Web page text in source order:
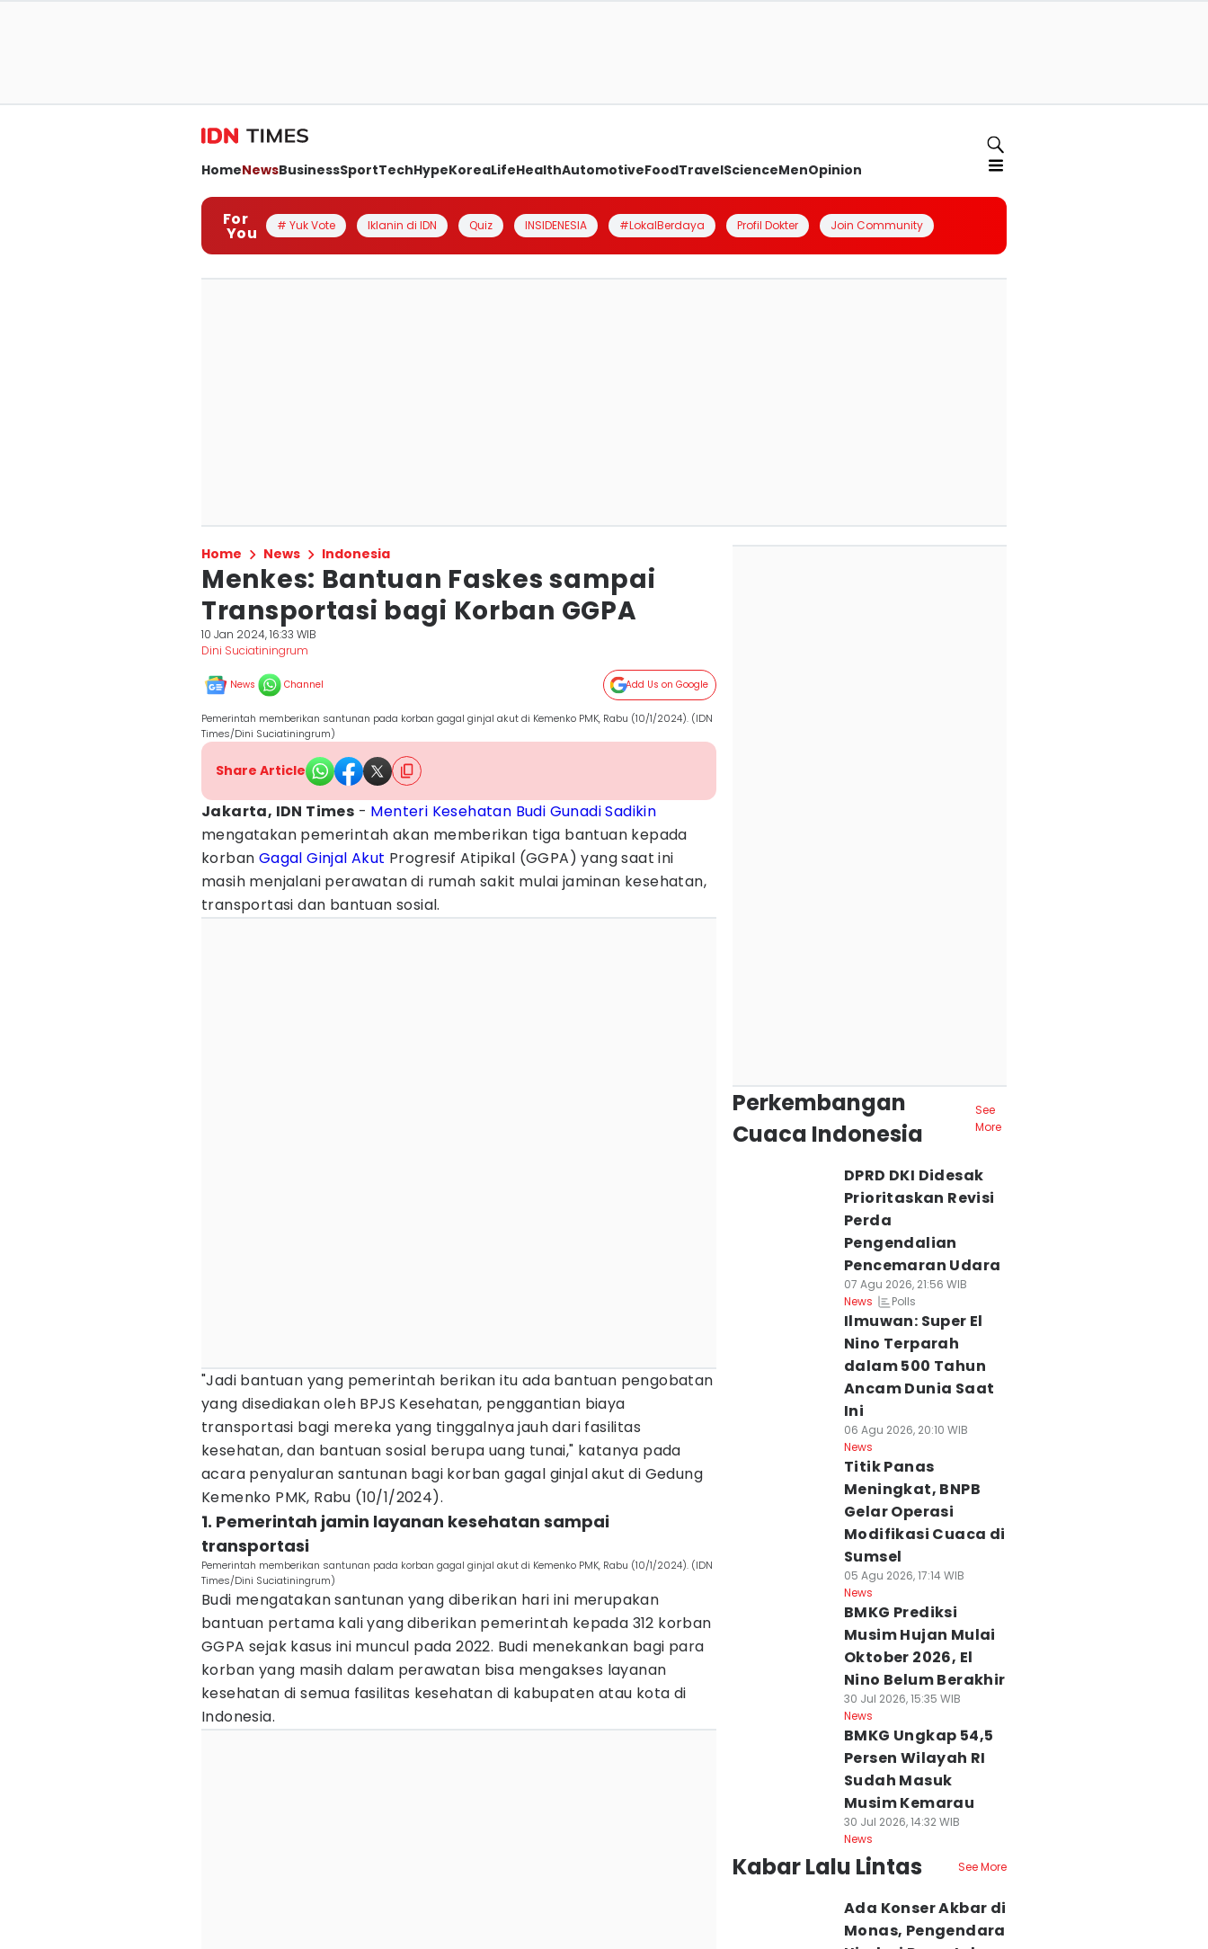
HomeNewsBusinessSportTechHypeKoreaLifeHealthAutomotiveFoodTravelScienceMenOpinion
For
You # Yuk Vote Iklanin di IDN Quiz INSIDENESIA #LokalBerdaya Profil Dokter Join Community
Home News Indonesia
Menkes: Bantuan Faskes sampai
Transportasi bagi Korban GGPA
10 Jan 2024, 16:33 WIB
Dini Suciatiningrum
News Channel Add Us on Google
Pemerintah memberikan santunan pada korban gagal ginjal akut di Kemenko PMK, Rabu (10/1/2024). (IDN
Times/Dini Suciatiningrum)
Share Article
Jakarta, IDN Times - Menteri Kesehatan Budi Gunadi Sadikin
mengatakan pemerintah akan memberikan tiga bantuan kepada
korban Gagal Ginjal Akut Progresif Atipikal (GGPA) yang saat ini
masih menjalani perawatan di rumah sakit mulai jaminan kesehatan,
transportasi dan bantuan sosial.
"Jadi bantuan yang pemerintah berikan itu ada bantuan pengobatan
yang disediakan oleh BPJS Kesehatan, penggantian biaya
transportasi bagi mereka yang tinggalnya jauh dari fasilitas
kesehatan, dan bantuan sosial berupa uang tunai," katanya pada
acara penyaluran santunan bagi korban gagal ginjal akut di Gedung
Kemenko PMK, Rabu (10/1/2024).
1. Pemerintah jamin layanan kesehatan sampai
transportasi
Pemerintah memberikan santunan pada korban gagal ginjal akut di Kemenko PMK, Rabu (10/1/2024). (IDN
Times/Dini Suciatiningrum)
Budi mengatakan santunan yang diberikan hari ini merupakan
bantuan pertama kali yang diberikan pemerintah kepada 312 korban
GGPA sejak kasus ini muncul pada 2022. Budi menekankan bagi para
korban yang masih dalam perawatan bisa mengakses layanan
kesehatan di semua fasilitas kesehatan di kabupaten atau kota di
Indonesia.
Perkembangan
Cuaca Indonesia
See
More
DPRD DKI Didesak
Prioritaskan Revisi
Perda
Pengendalian
Pencemaran Udara
07 Agu 2026, 21:56 WIB
News
Polls
Ilmuwan: Super El
Nino Terparah
dalam 500 Tahun
Ancam Dunia Saat
Ini
06 Agu 2026, 20:10 WIB
News
Titik Panas
Meningkat, BNPB
Gelar Operasi
Modifikasi Cuaca di
Sumsel
05 Agu 2026, 17:14 WIB
News
BMKG Prediksi
Musim Hujan Mulai
Oktober 2026, El
Nino Belum Berakhir
30 Jul 2026, 15:35 WIB
News
BMKG Ungkap 54,5
Persen Wilayah RI
Sudah Masuk
Musim Kemarau
30 Jul 2026, 14:32 WIB
News
Kabar Lalu Lintas See More
Ada Konser Akbar di
Monas, Pengendara